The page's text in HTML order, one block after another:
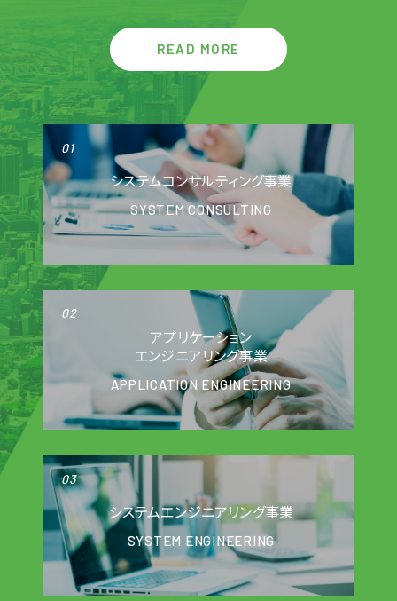
READ MORE
01
システムコンサルティング事業
SYSTEM CONSULTING
02
アプリケーション
エンジニアリング事業
APPLICATION ENGINEERING
03
システムエンジニアリング事業
SYSTEM ENGINEERING